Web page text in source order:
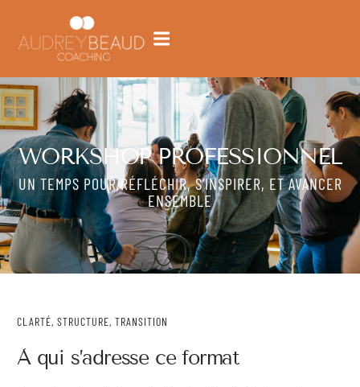
WORKSHOP PROFESSIONNEL
UN TEMPS POUR RÉFLÉCHIR, S’INSPIRER, ET AVANCER
ENSEMBLE
CLARTÉ, STRUCTURE, TRANSITION
À qui s’adresse ce format